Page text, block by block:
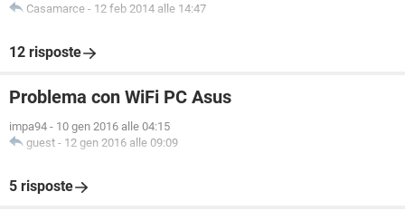
Casamarce - 12 feb 2014 alle 14:47
12 risposte
Problema con WiFi PC Asus
impa94 - 10 gen 2016 alle 04:15
guest - 12 gen 2016 alle 09:09
5 risposte